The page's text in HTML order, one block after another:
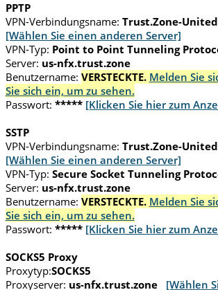
PPTP
VPN-Verbindungsname: Trust.Zone-
[Wählen Sie einen anderen Server]
VPN-Typ: Point to Point Tunneling
Server: us-nfx.trust.zone
Benutzername: VERSTECKTE. Melden Sie
Sie sich ein, um zu sehen.
Passwort: ***** [Klicken Sie hier zum
SSTP
VPN-Verbindungsname: Trust.Zone-
[Wählen Sie einen anderen Server]
VPN-Typ: Secure Socket Tunneling
Server: us-nfx.trust.zone
Benutzername: VERSTECKTE. Melden Sie
Sie sich ein, um zu sehen.
Passwort: ***** [Klicken Sie hier zum
SOCKS5 Proxy
Proxytyp:SOCKS5
Proxyserver: us-nfx.trust.zone
[Wählen